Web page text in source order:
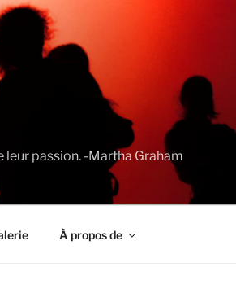
leur passion. -Martha Graham
À propos de